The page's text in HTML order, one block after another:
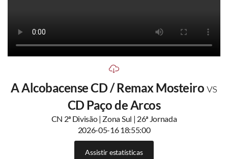
A Alcobacense CD / Remax Mosteirovs
CD Paço de Arcos
CN 2ª Divisão | Zona Sul | 26ª Jornada
2026-05-16 18:55:00
Assistir estatísticas